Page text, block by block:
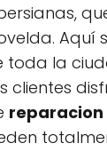
Aquí
toda la
clientes